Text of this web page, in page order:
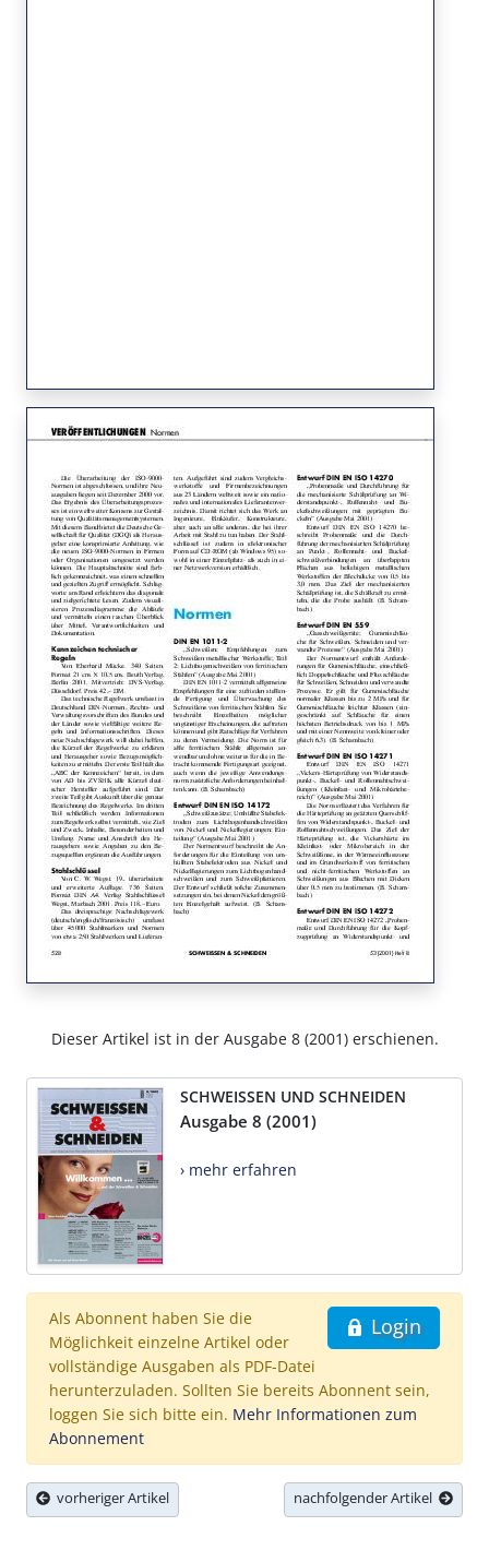
Dieser Artikel ist in der Ausgabe 8 (2001) erschienen.
SCHWEISSEN UND SCHNEIDEN
Ausgabe 8 (2001)
› mehr erfahren
Login
Als Abonnent haben Sie die
Möglichkeit einzelne Artikel oder
vollständige Ausgaben als PDF-Datei
herunterzuladen. Sollten Sie bereits Abonnent sein,
loggen Sie sich bitte ein. Mehr Informationen zum
Abonnement
vorheriger Artikel nachfolgender Artikel